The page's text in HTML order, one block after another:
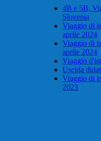
4B e 5B,
Slovenia
Viaggio di
aprile 2024
Viaggio di
aprile 2024
Viaggio
Uscida
Viaggio di
2023